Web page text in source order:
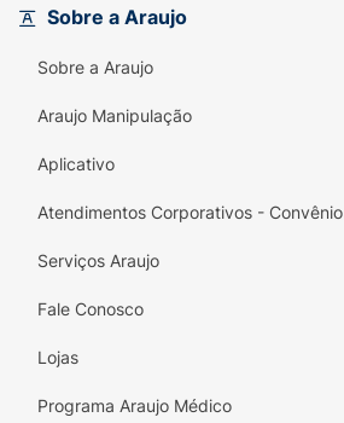
Sobre a Araujo
Sobre a Araujo
Araujo Manipulação
Aplicativo
Atendimentos Corporativos - Convênio
Serviços Araujo
Fale Conosco
Lojas
Programa Araujo Médico